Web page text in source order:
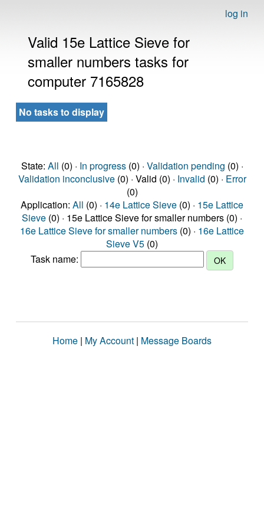
log in
Valid 15e Lattice Sieve for
smaller numbers tasks for
computer 7165828
No tasks to display
State: All (0) · In progress(0) · Validation pending (0) ·
Validation inconclusive(0) · Valid (0) · Invalid (0) · Error
(0)
Application: All (0) · 14e Lattice Sieve (0) · 15e Lattice
Sieve (0) · 15e Lattice Sieve for smaller numbers (0) ·
16e Lattice Sieve for smaller numbers (0) · 16e Lattice
Sieve V5 (0)
Task name:
Home | My Account | Message Boards